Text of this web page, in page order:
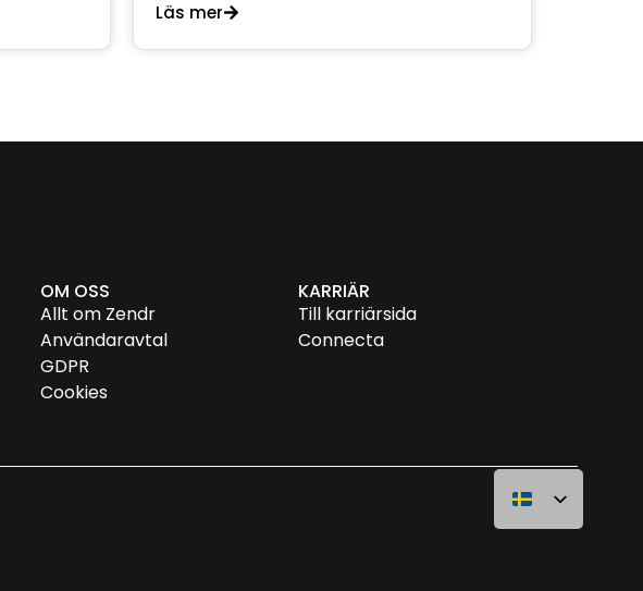
Läs mer
OM OSS
Allt om Zendr
Användaravtal
GDPR
Cookies
KARRIÄR
Till karriärsida
Connecta